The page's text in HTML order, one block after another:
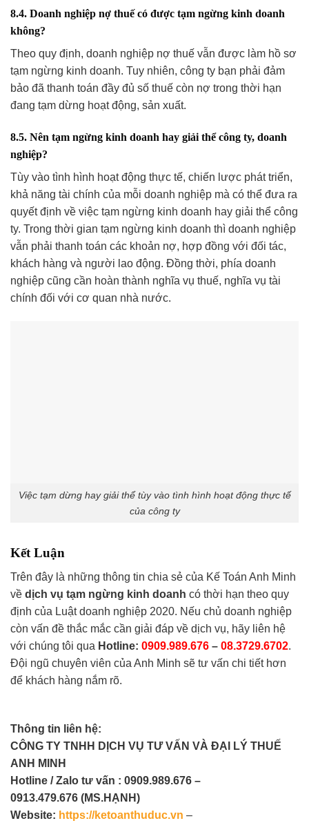
8.4. Doanh nghiệp nợ thuế có được tạm ngừng kinh doanh
không?
Theo quy định, doanh nghiệp nợ thuế vẫn được làm hồ sơ
tạm ngừng kinh doanh. Tuy nhiên, công ty bạn phải đảm
bảo đã thanh toán đầy đủ số thuế còn nợ trong thời hạn
đang tạm dừng hoạt động, sản xuất.
8.5. Nên tạm ngừng kinh doanh hay giải thể công ty, doanh
nghiệp?
Tùy vào tình hình hoạt động thực tế, chiến lược phát triển,
khả năng tài chính của mỗi doanh nghiệp mà có thể đưa ra
quyết định về việc tạm ngừng kinh doanh hay giải thể công
ty. Trong thời gian tạm ngừng kinh doanh thì doanh nghiệp
vẫn phải thanh toán các khoản nợ, hợp đồng với đối tác,
khách hàng và người lao động. Đồng thời, phía doanh
nghiệp cũng cần hoàn thành nghĩa vụ thuế, nghĩa vụ tài
chính đối với cơ quan nhà nước.
Việc tạm dừng hay giải thể tùy vào tình hình hoạt động thực tế
của công ty
Kết Luận
Trên đây là những thông tin chia sẻ của Kế Toán Anh Minh
về dịch vụ tạm ngừng kinh doanh có thời hạn theo quy
định của Luật doanh nghiệp 2020. Nếu chủ doanh nghiệp
còn vấn đề thắc mắc cần giải đáp về dịch vụ, hãy liên hệ
với chúng tôi qua Hotline: 0909.989.676 – 08.3729.6702.
Đội ngũ chuyên viên của Anh Minh sẽ tư vấn chi tiết hơn
để khách hàng nắm rõ.
Thông tin liên hệ:
CÔNG TY TNHH DỊCH VỤ TƯ VẤN VÀ ĐẠI LÝ THUẾ
ANH MINH
Hotline / Zalo tư vấn : 0909.989.676 –
0913.479.676 (MS.HẠNH)
Website: https://ketoanthuduc.vn –